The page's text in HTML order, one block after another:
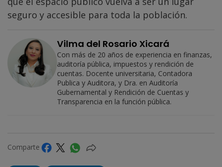
seguro y accesible para toda la población.
Vilma del Rosario Xicará
Con más de 20 años de experiencia en finanzas,
auditoría pública, impuestos y rendición de
cuentas. Docente universitaria, Contadora
Publica y Auditora, y Dra. en Auditoría
Gubernamental y Rendición de Cuentas y
Transparencia en la función pública.
Comparte